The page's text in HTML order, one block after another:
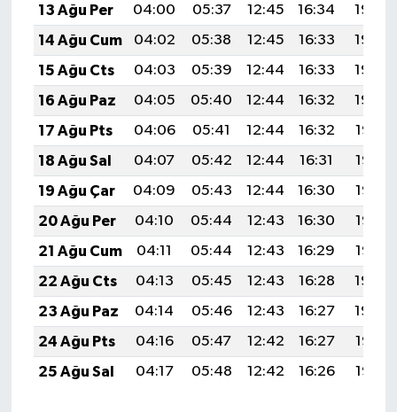
13 Ağu Per
04:00 05:37 12:45 16:34
19:43
14 Ağu Cum
04:02 05:38 12:45 16:33
19:42
15 Ağu Cts
04:03 05:39 12:44 16:33
19:40
16 Ağu Paz
04:05 05:40 12:44 16:32
19:39
17 Ağu Pts
04:06 05:41 12:44 16:32
19:38
18 Ağu Sal
04:07 05:42 12:44 16:31
19:36
19 Ağu Çar
04:09 05:43 12:44 16:30
19:35
20 Ağu Per
04:10 05:44 12:43 16:30
19:33
21 Ağu Cum
04:11 05:44 12:43 16:29
19:32
22 Ağu Cts
04:13 05:45 12:43 16:28
19:30
23 Ağu Paz
04:14 05:46 12:43 16:27
19:29
24 Ağu Pts
04:16 05:47 12:42 16:27
19:27
25 Ağu Sal
04:17 05:48 12:42 16:26 19:26